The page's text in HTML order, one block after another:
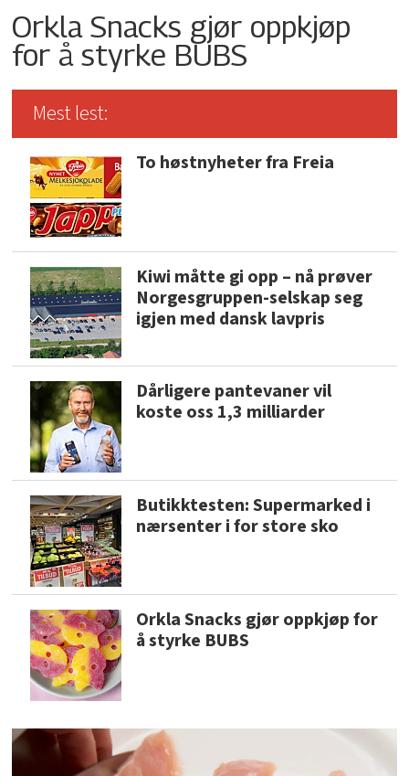
Orkla Snacks gjør oppkjøp
for å styrke BUBS
Mest lest:
To høstnyheter fra Freia
Kiwi måtte gi opp – nå prøver
Norgesgruppen-selskap seg
igjen med dansk lavpris
Dårligere pantevaner vil
koste oss 1,3 milliarder
Butikktesten: Supermarked i
nærsenter i for store sko
Orkla Snacks gjør oppkjøp for
å styrke BUBS